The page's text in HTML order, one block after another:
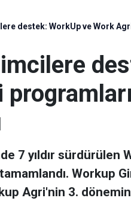
destek: WorkUp ve Work
7 yıldır sürdürülen
Workup
Agri'nin 3.